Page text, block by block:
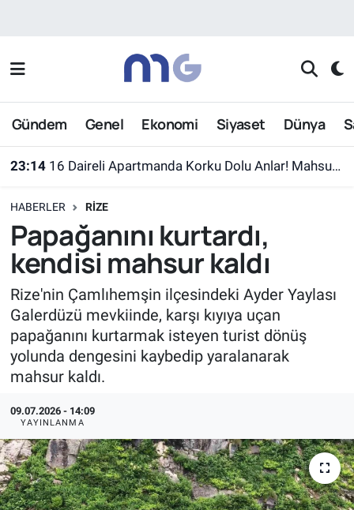
Gündem Genel Ekonomi Siyaset Dünya
23:14 16 Daireli Apartmanda Korku Dolu Anlar! Mahsur Kalanlar Kurtarıldı
HABERLER RIZE
Papağanını kurtardı,
kendisi mahsur kaldı
Rize'nin Çamlıhemşin ilçesindeki Ayder Yaylası
Galerdüzü mevkiinde, karşı kıyıya uçan
papağanını kurtarmak isteyen turist dönüş
yolunda dengesini kaybedip yaralanarak
mahsur kaldı.
09.07.2026 - 14:09
YAYINLANMA
Nöbetçi Eczaneler
Hava Durumu
Süper Lig Puan Durumu ve Fikstür
Tüm Manşetler
Son Dakika Haberleri
Haber Arşivi